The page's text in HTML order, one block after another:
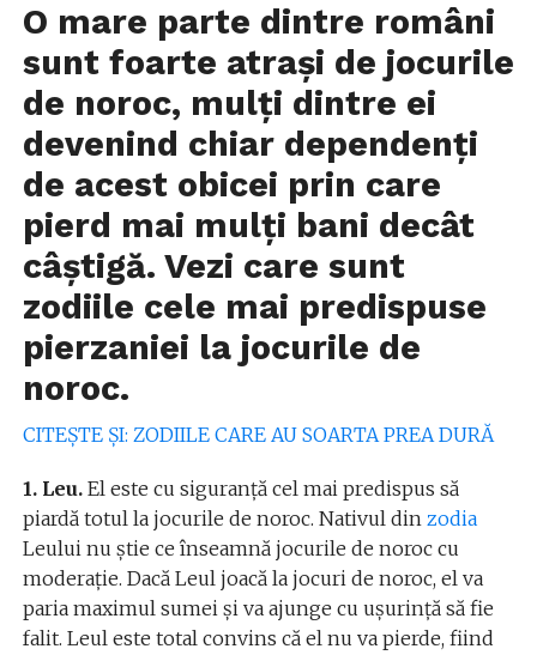
O mare parte dintre români
sunt foarte atrași de jocurile
de noroc, mulți dintre ei
devenind chiar dependenți
de acest obicei prin care
pierd mai mulți bani decât
câștigă. Vezi care sunt
zodiile cele mai predispuse
pierzaniei la jocurile de
noroc.
CITEȘTE ȘI: ZODIILE CARE AU SOARTA PREA DURĂ
1. Leu.El este cu siguranță cel mai predispus să
piardă totul la jocurile de noroc. Nativul din zodia
Leului nu ştie ce înseamnă jocurile de noroc cu
moderaţie. Dacă Leul joacă la jocuri de noroc, el va
paria maximul sumei şi va ajunge cu uşurinţă să fie
falit. Leul este total convins că el nu va pierde, fiind